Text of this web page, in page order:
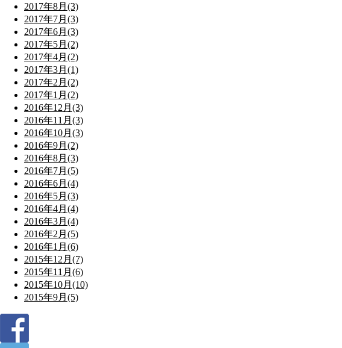
2017年8月(3)
2017年7月(3)
2017年6月(3)
2017年5月(2)
2017年4月(2)
2017年3月(1)
2017年2月(2)
2017年1月(2)
2016年12月(3)
2016年11月(3)
2016年10月(3)
2016年9月(2)
2016年8月(3)
2016年7月(5)
2016年6月(4)
2016年5月(3)
2016年4月(4)
2016年3月(4)
2016年2月(5)
2016年1月(6)
2015年12月(7)
2015年11月(6)
2015年10月(10)
2015年9月(5)